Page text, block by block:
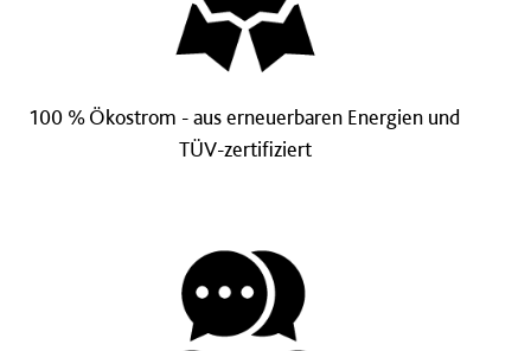
100 % Ökostrom - aus erneuerbaren Energien und
TÜV-zertifiziert